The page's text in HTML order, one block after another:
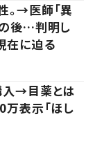
。→医師「異
の後…判明し
在に迫る
入→目薬とは
表示「ほし